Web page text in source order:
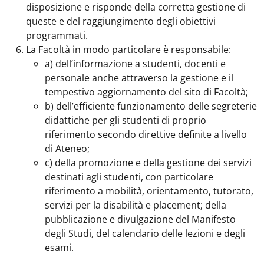
disposizione e risponde della corretta gestione di
queste e del raggiungimento degli obiettivi
programmati.
La Facoltà in modo particolare è responsabile:
a) dell’informazione a studenti, docenti e
personale anche attraverso la gestione e il
tempestivo aggiornamento del sito di Facoltà;
b) dell’efficiente funzionamento delle segreterie
didattiche per gli studenti di proprio
riferimento secondo direttive definite a livello
di Ateneo;
c) della promozione e della gestione dei servizi
destinati agli studenti, con particolare
riferimento a mobilità, orientamento, tutorato,
servizi per la disabilità e placement; della
pubblicazione e divulgazione del Manifesto
degli Studi, del calendario delle lezioni e degli
esami.